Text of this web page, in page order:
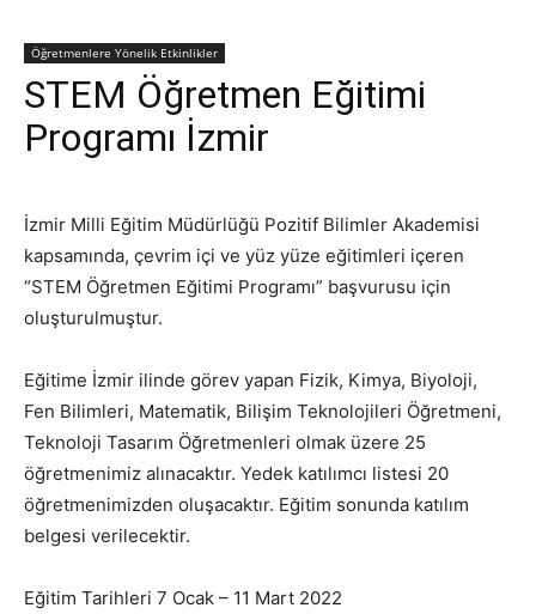
Öğretmenlere Yönelik Etkinlikler
STEM Öğretmen Eğitimi
Programı İzmir
İzmir Milli Eğitim Müdürlüğü Pozitif Bilimler Akademisi
kapsamında, çevrim içi ve yüz yüze eğitimleri içeren
“STEM Öğretmen Eğitimi Programı” başvurusu için
oluşturulmuştur.
Eğitime İzmir ilinde görev yapan Fizik, Kimya, Biyoloji,
Fen Bilimleri, Matematik, Bilişim Teknolojileri Öğretmeni,
Teknoloji Tasarım Öğretmenleri olmak üzere 25
öğretmenimiz alınacaktır. Yedek katılımcı listesi 20
öğretmenimizden oluşacaktır. Eğitim sonunda katılım
belgesi verilecektir.
Eğitim Tarihleri 7 Ocak – 11 Mart 2022